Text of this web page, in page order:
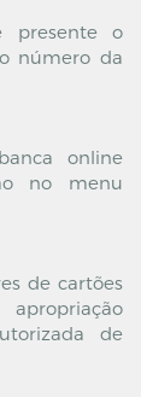
presente o
número da
online
no menu
de cartões
de